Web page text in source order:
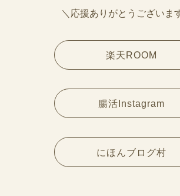
＼応援ありがとうございま
楽天ROOM
腸活Instagram
にほんブログ村